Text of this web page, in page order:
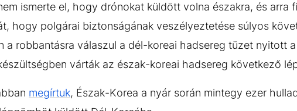
ismerte el, hogy drónokat küldött volna északra, és arra
hogy polgárai biztonságának veszélyeztetése súlyos
a robbantásra válaszul a dél-koreai hadsereg tüzet nyitott
várták az észak-koreai hadsereg következő
megírtuk, Észak-Korea a nyár során mintegy ezer